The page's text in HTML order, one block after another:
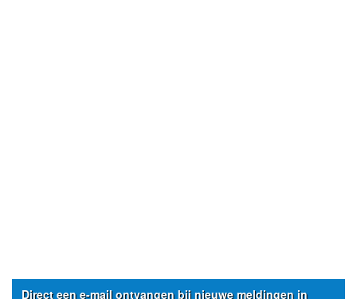
Direct een e-mail ontvangen bij nieuwe meldingen in